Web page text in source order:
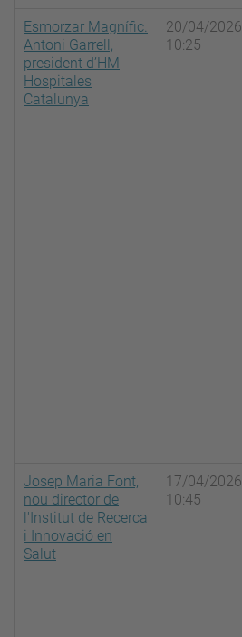
Esmorzar Magnífic.
Antoni Garrell,
president d’HM
Hospitales
Catalunya
20/04/2026
10:25
Josep Maria Font,
nou director de
l'Institut de Recerca
i Innovació en
Salut
17/04/2026
10:45